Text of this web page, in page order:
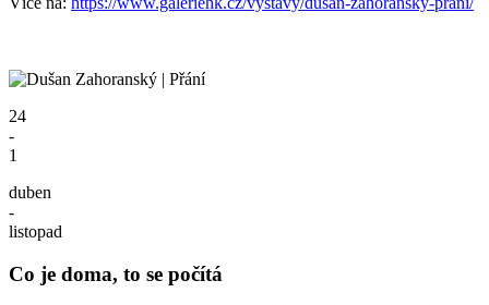
24
-
1
duben
-
listopad
Co je doma, to se počítá